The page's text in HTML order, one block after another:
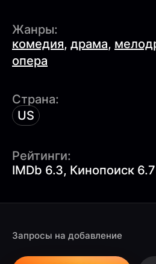
Жанры:
комедия, драма,
опера
Страна:
US
Рейтинги:
IMDb 6.3, Кинопоиск 6.7
Запросы на добавление